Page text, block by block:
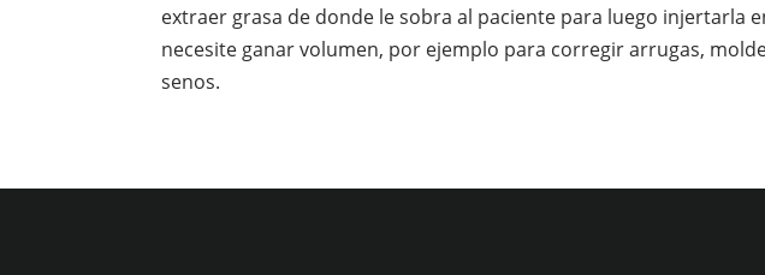
extraer grasa de donde le sobra al paciente para luego injertarla
necesite ganar volumen, por ejemplo para corregir arrugas,
senos.